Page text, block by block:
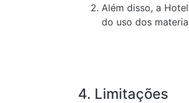
Além disso, a
do uso dos
4. Limitações